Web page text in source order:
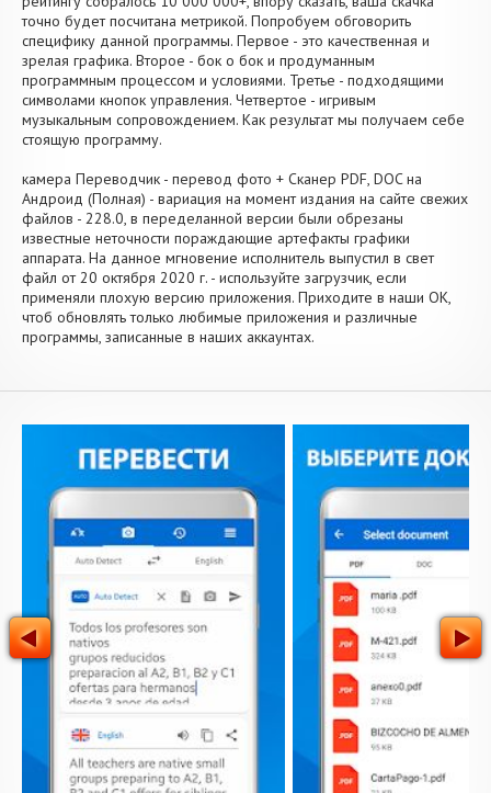
точно будет посчитана метрикой. Попробуем обговорить
специфику данной программы. Первое - это качественная и
зрелая графика. Второе - бок о бок и продуманным
программным процессом и условиями. Третье - подходящими
символами кнопок управления. Четвертое - игривым
музыкальным сопровождением. Как результат мы получаем себе
стоящую программу.
камера Переводчик - перевод фото + Сканер PDF, DOC на
Андроид (Полная) - вариация на момент издания на сайте свежих
файлов - 228.0, в переделанной версии были обрезаны
известные неточности пораждающие артефакты графики
аппарата. На данное мгновение исполнитель выпустил в свет
файл от 20 октября 2020 г. - используйте загрузчик, если
применяли плохую версию приложения. Приходите в наши OK,
чтоб обновлять только любимые приложения и различные
программы, записанные в наших аккаунтах.